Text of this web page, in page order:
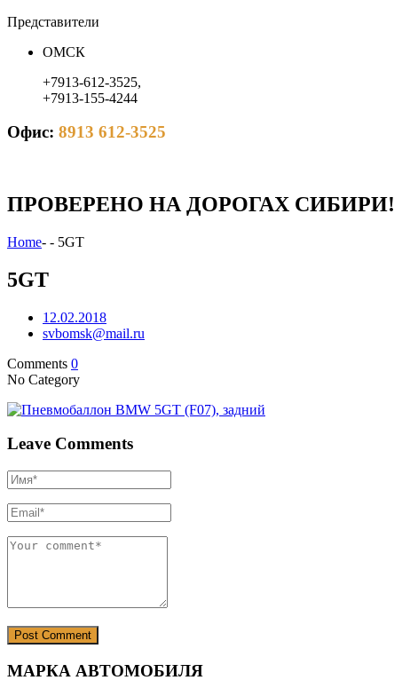
Представители
ОМСК
+7913-612-3525,
+7913-155-4244
Офис: 8913 612-3525
ПРОВЕРЕНО НА ДОРОГАХ СИБИРИ!
Home- - 5GT
5GT
12.02.2018
svbomsk@mail.ru
Comments 0
No Category
Leave Comments
МАРКА АВТОМОБИЛЯ